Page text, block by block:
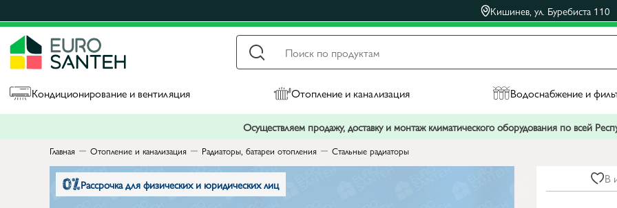
Кишинев, ул. Буребиста 110
Кондиционирование и вентиляция Отопление и канализация Водоснабжение и
Осуществляем продажу, доставку и монтаж климатического оборудования по всей
Главная Отопление и канализация Радиаторы, батареи отопления Стальные радиаторы
Рассрочка для физических и юридических лиц В